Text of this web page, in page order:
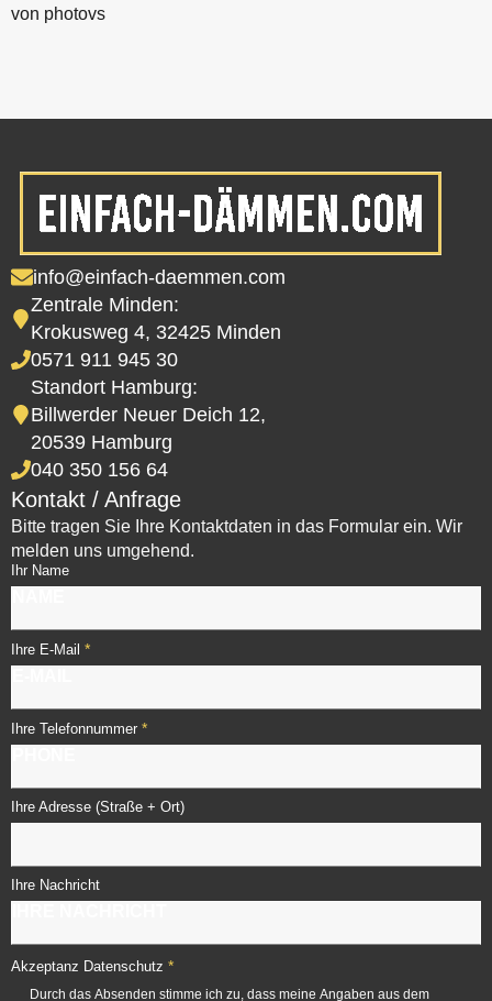
von photovs
info@einfach-daemmen.com
Zentrale Minden:
Krokusweg 4, 32425 Minden
0571 911 945 30
Standort Hamburg:
Billwerder Neuer Deich 12,
20539 Hamburg
040 350 156 64
Kontakt / Anfrage
Bitte tragen Sie Ihre Kontaktdaten in das Formular ein. Wir
melden uns umgehend.
Ihr Name
Ihre E-Mail *
Ihre Telefonnummer *
Ihre Adresse (Straße + Ort)
Ihre Nachricht
Akzeptanz Datenschutz *
Durch das Absenden stimme ich zu, dass meine Angaben aus dem